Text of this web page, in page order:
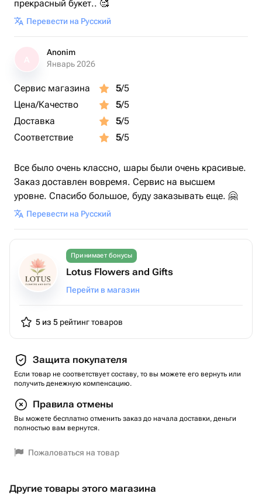
прекрасный букет.. 🥰
Перевести на Русский
Anonim
Январь 2026
Сервис магазина 5/5
Цена/Качество
5/5
Доставка
5/5
Соответствие
5/5
Все было очень классно, шары были очень красивые.
Заказ доставлен вовремя. Сервис на высшем
уровне. Спасибо большое, буду заказывать еще. 🤗
Перевести на Русский
Принимает бонусы
Lotus Flowers and Gifts
Перейти в магазин
5 из 5 рейтинг товаров
Защита покупателя
Если товар не соответствует составу, то вы можете его вернуть или
получить денежную компенсацию.
Правила отмены
Вы можете бесплатно отменить заказ до начала доставки, деньги
полностью вам вернутся.
Пожаловаться на товар
Другие товары этого магазина